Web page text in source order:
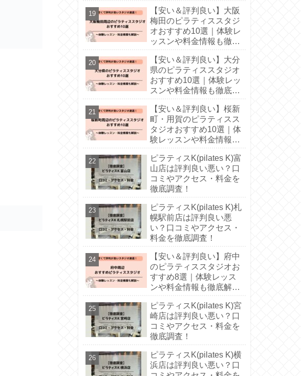
【安い＆評判良い】大阪
梅田のピラティススタジ
オおすすめ10選｜体験レ
ッスンや料金情報も徹底
【安い＆評判良い】大分
県のピラティススタジオ
おすすめ10選｜体験レッ
スンや料金情報も徹底解
【安い＆評判良い】桜新
町・用賀のピラティスス
タジオおすすめ10選｜体
験レッスンや料金情報も
ピラティスK(pilates K)富
山店は評判良い悪い？口
コミやアクセス・料金を
徹底調査！
ピラティスK(pilates K)札
幌駅前店は評判良い悪
い？口コミやアクセス・
料金を徹底調査！
【安い＆評判良い】府中
のピラティススタジオお
すすめ8選｜体験レッス
ンや料金情報も徹底解
ピラティスK(pilates K)宮
崎店は評判良い悪い？口
コミやアクセス・料金を
徹底調査！
ピラティスK(pilates K)横
浜店は評判良い悪い？口